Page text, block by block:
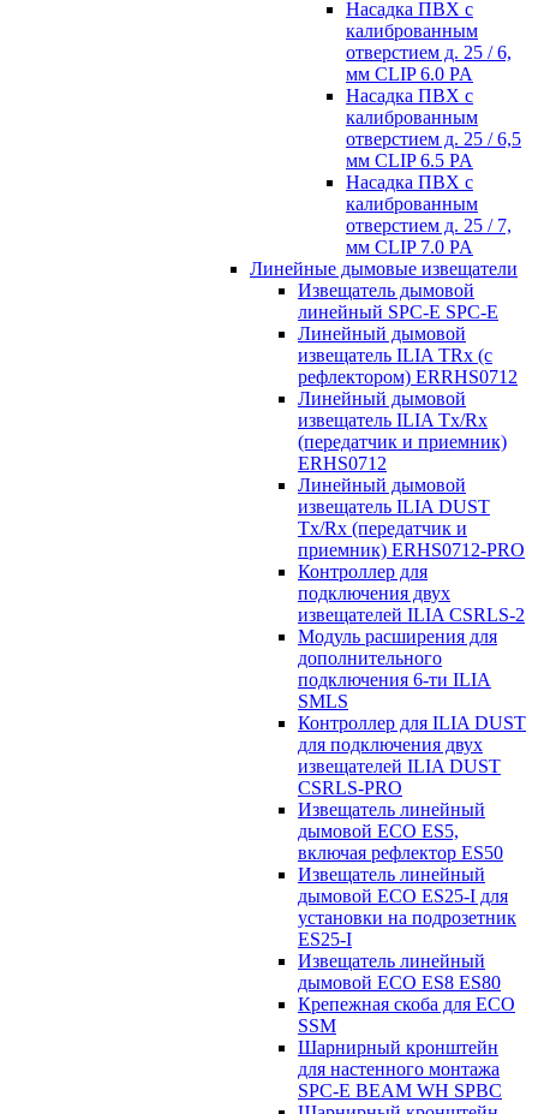
Насадка ПВХ с
калиброванным
отверстием д. 25 / 6,
мм CLIP 6.0 PA
Насадка ПВХ с
калиброванным
отверстием д. 25 / 6,5
мм CLIP 6.5 PA
Насадка ПВХ с
калиброванным
отверстием д. 25 / 7,
мм CLIP 7.0 PA
Линейные дымовые извещатели
Извещатель дымовой
линейный SPC-E SPC-E
Линейный дымовой
извещатель ILIA TRx (с
рефлектором) ERRHS0712
Линейный дымовой
извещатель ILIA Tx/Rx
(передатчик и приемник)
ERHS0712
Линейный дымовой
извещатель ILIA DUST
Tx/Rx (передатчик и
приемник) ERHS0712-PRO
Контроллер для
подключения двух
извещателей ILIA CSRLS-2
Модуль расширения для
дополнительного
подключения 6-ти ILIA
SMLS
Контроллер для ILIA DUST
для подключения двух
извещателей ILIA DUST
CSRLS-PRO
Извещатель линейный
дымовой ECO ES5,
включая рефлектор ES50
Извещатель линейный
дымовой ECO ES25-I для
установки на подрозетник
ES25-I
Извещатель линейный
дымовой ECO ES8 ES80
Крепежная скоба для ECO
SSM
Шарнирный кронштейн
для настенного монтажа
SPC-E BEAM WH SPBC